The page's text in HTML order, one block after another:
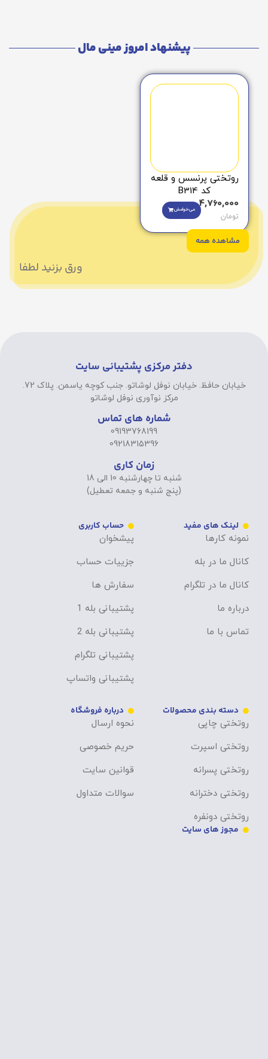
پیشنهاد امروز مینی مال
روتختی پرنسس و قلعه
کد B314
4,760,000
تومان
می‌خوامش
مشاهده همه
ورق بزنید لطفا
دفتر مرکزی پشتیبانی سایت
خیابان حافظ. خیابان نوفل لوشاتو. جنب کوچه یاسمن. پلاک 72.
مرکز نوآوری نوفل لوشاتو
شماره های تماس
09193768199
09218315396
زمان کاری
شنبه تا چهارشنبه 10 الی 18
(پنج شنبه و جمعه تعطیل)
لینک های مفید
نمونه کارها
کانال ما در بله
کانال ما در تلگرام
درباره ما
تماس با ما
حساب کاربری
پیشخوان
جزییات حساب
سفارش ها
پشتیبانی بله 1
پشتیبانی بله 2
پشتیبانی تلگرام
پشتیبانی واتساپ
دسته بندی محصولات
روتختی چاپی
روتختی اسپرت
روتختی پسرانه
روتختی دخترانه
روتختی دونفره
درباره فروشگاه
نحوه ارسال
حریم خصوصی
قوانین سایت
سوالات متداول
مجوز های سایت